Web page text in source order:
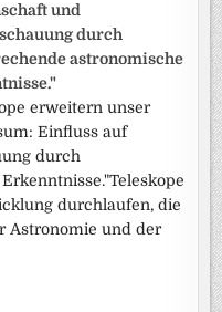
und
durch
astronomische
erweitern unser
Einfluss auf
durch
durchlaufen, die
Astronomie und der